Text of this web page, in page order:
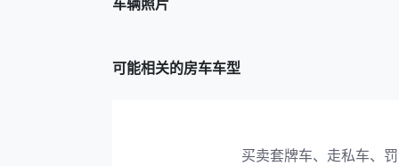
可能相关的房车车型
买卖套牌车、走私车、